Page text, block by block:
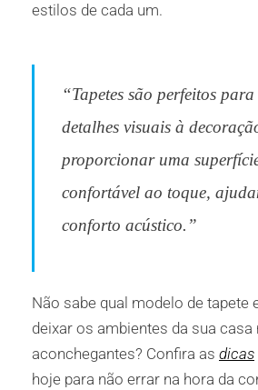
estilos de cada um.
“Tapetes são perfeitos
detalhes visuais à
proporcionar uma
confortável ao toque,
conforto acústico.”
Não sabe qual modelo de tapete
deixar os ambientes da sua casa
aconchegantes? Confira as dicas
hoje para não errar na hora da